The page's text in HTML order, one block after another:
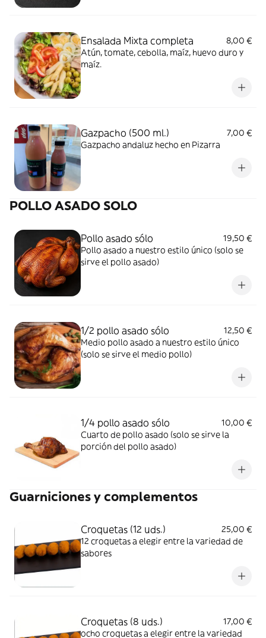
Ensalada Mixta completa
8,00 €
Atún, tomate, cebolla, maíz, huevo duro y
maíz.
Gazpacho (500 ml.)
7,00 €
Gazpacho andaluz hecho en Pizarra
POLLO ASADO SOLO
Pollo asado sólo
19,50 €
Pollo asado a nuestro estilo único (solo se
sirve el pollo asado)
1/2 pollo asado sólo
12,50 €
Medio pollo asado a nuestro estilo único
(solo se sirve el medio pollo)
1/4 pollo asado sólo
10,00 €
Cuarto de pollo asado (solo se sirve la
porción del pollo asado)
Guarniciones y complementos
Croquetas (12 uds.)
25,00 €
12 croquetas a elegir entre la variedad de
sabores
Croquetas (8 uds.)
17,00 €
ocho croquetas a elegir entre la variedad